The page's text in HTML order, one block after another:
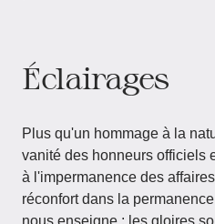
Éclairages
Plus qu'un hommage à la
vanité des honneurs officiels
à l'impermanence des
réconfort dans la
nous enseigne : les gloires